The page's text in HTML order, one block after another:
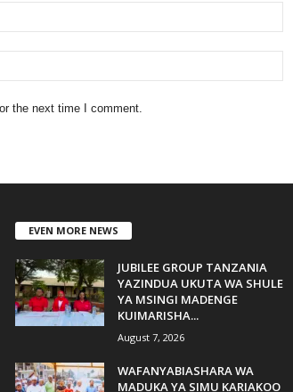
the next time I comment.
EVEN MORE NEWS
JUBILEE GROUP TANZANIA
YAZINDUA UKUTA WA SHULE
YA MSINGI MADENGE
KUIMARISHA...
August 7, 2026
WAFANYABIASHARA WA
MADUKA YA SIMU KARIAKOO